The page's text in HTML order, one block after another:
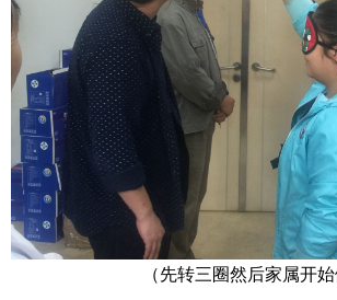
（先转三圈然后家属开始